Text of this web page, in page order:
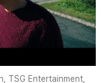
TSG Entertainment,